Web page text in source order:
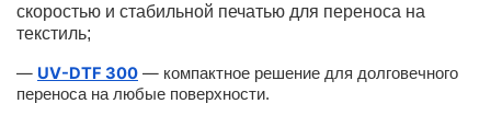
скоростью и стабильной печатью для переноса на
текстиль;
— UV-DTF 300 — компактное решение для долговечного
переноса на любые поверхности.